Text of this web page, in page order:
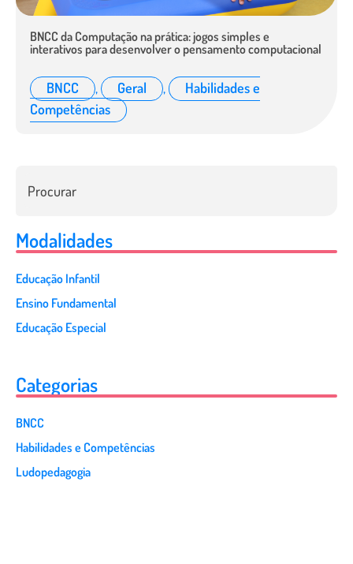
BNCC da Computação na prática: jogos simples e
interativos para desenvolver o pensamento computacional
BNCC , Geral ,
Habilidades e
Competências
Modalidades
Educação Infantil
Ensino Fundamental
Educação Especial
Categorias
BNCC
Habilidades e Competências
Ludopedagogia